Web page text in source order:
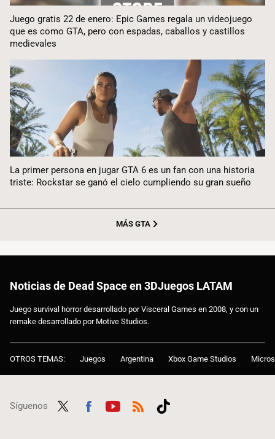
Juego gratis 22 de enero: Epic Games regala un videojuego
que es como GTA, pero con espadas, caballos y castillos
medievales
La primer persona en jugar GTA 6 es un fan con una historia
triste: Rockstar se ganó el cielo cumpliendo su gran sueño
MÁS GTA
Noticias de Dead Space en 3DJuegos LATAM
Juego survival horror desarrollado por Visceral Games en 2008, y con un
remake desarrollado por Motive Studios.
OTROS TEMAS: Juegos Argentina Xbox Game Studios
Síguenos